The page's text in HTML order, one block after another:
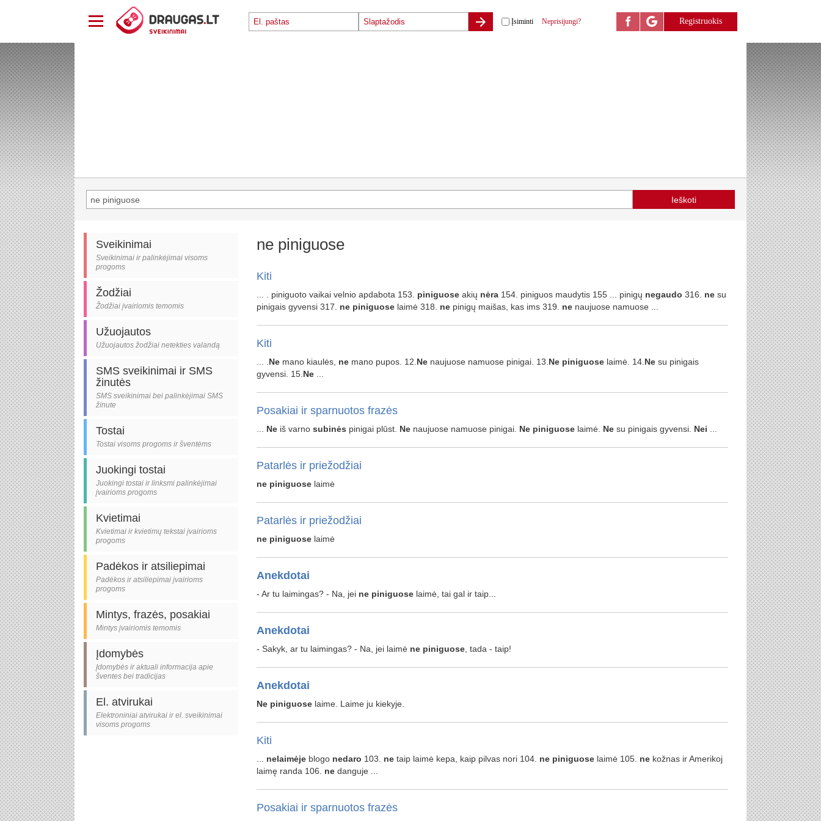
Įsiminti Neprisijungi? Registruokis
Sveikinimai
Sveikinimai ir palinkėjimai visoms
progoms
Žodžiai
Žodžiai įvairiomis temomis
Užuojautos
Užuojautos žodžiai netekties valandą
SMS sveikinimai ir SMS
žinutės
SMS sveikinimai bei palinkėjimai SMS
žinute
Tostai
Tostai visoms progoms ir šventėms
Juokingi tostai
Juokingi tostai ir linksmi palinkėjimai
įvairioms progoms
Kvietimai
Kvietimai ir kvietimų tekstai įvairioms
progoms
Padėkos ir atsiliepimai
Padėkos ir atsiliepimai įvairioms
progoms
Mintys, frazės, posakiai
Mintys įvairiomis temomis
Įdomybės
Įdomybės ir aktuali informacija apie
šventes bei tradicijas
El. atvirukai
Elektroniniai atvirukai ir el. sveikinimai
visoms progoms
ne piniguose
Kiti
... . piniguoto vaikai velnio apdabota 153. piniguoseakių nėra154. piniguos maudytis 155 ... pinigų negaudo 316. nesu
pinigais gyvensi 317. ne piniguoselaimė 318. nepinigų maišas, kas ims 319. nenaujuose namuose ...
Kiti
Nemano kiaulės, nemano pupos. 12. Nenaujuose namuose pinigai. 13. Ne piniguoselaimė. 14. Nesu pinigais
gyvensi. 15. Ne...
Posakiai ir sparnuotos frazės
Neiš varno subinės pinigai plūst. Nenaujuose namuose pinigai. Ne piniguoselaimė. Nesu pinigais gyvensi. Nei
Patarlės ir priežodžiai
ne piniguoselaimė
Patarlės ir priežodžiai
ne piniguoselaimė
Anekdotai
- Ar tu laimingas? - Na, jei ne piniguoselaimė, tai gal ir taip...
Anekdotai
- Sakyk, ar tu laimingas? - Na, jei laimė ne piniguose, tada - taip!
Anekdotai
Ne piniguoselaime. Laime ju kiekyje.
Kiti
nelaimėjeblogo nedaro 103. netaip laimė kepa, kaip pilvas nori 104. ne piniguoselaimė 105. nekožnas ir Amerikoj
laimę randa 106. nedanguje ...
Posakiai ir sparnuotos frazės